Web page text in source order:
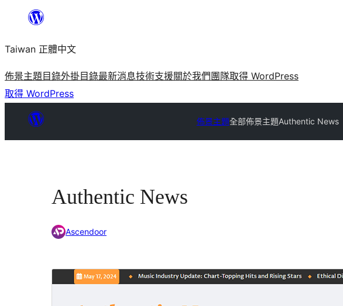
主
要
內
容
Taiwan 正體中文
佈景主題目錄外掛目錄最新消息技術支援關於我們 團隊取得 WordPress
取得 WordPress
佈景主題全部佈景主題Authentic News
Authentic News
Ascendoor